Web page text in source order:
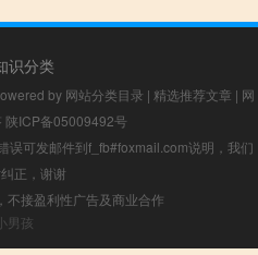
识分类
by 网站分类目录 | 精选推荐文章 | 网
陕ICP备05009492号
误可发邮件到f_fb#foxmail.com说明，我们
正，谢谢
不接盈利性广告及商业合作
男孩